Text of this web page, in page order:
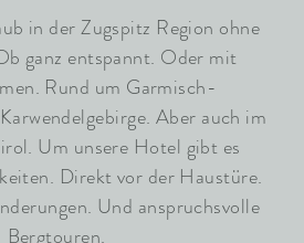
in der Zugspitz Region ohne
ganz entspannt. Oder mit
Rund um Garmisch-
Aber auch im
Um unsere Hotel gibt es
Direkt vor der Haustüre.
Und anspruchsvolle
Bergtouren.